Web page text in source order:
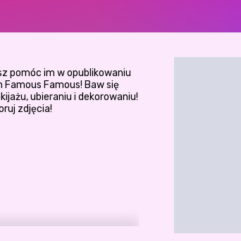
pomóc im w opublikowaniu
Famous! Baw się
ubieraniu i dekorowaniu!
zdjęcia!